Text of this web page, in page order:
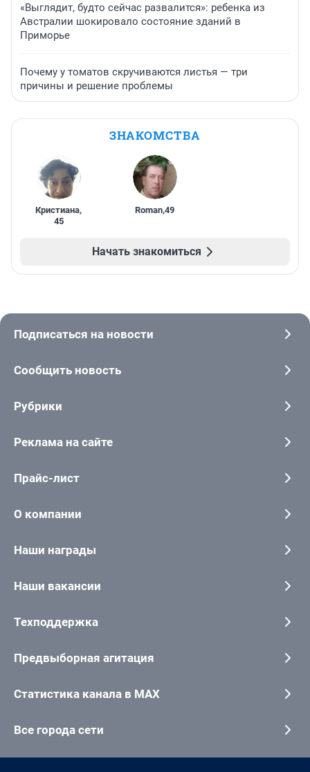
«Выглядит, будто сейчас развалится»: ребенка из
Австралии шокировало состояние зданий в
Приморье
Почему у томатов скручиваются листья — три
причины и решение проблемы
ЗНАКОМСТВА
Кристиана,
45
Roman,49
Начать знакомиться
Подписаться на новости
Сообщить новость
Рубрики
Реклама на сайте
Прайс-лист
О компании
Наши награды
Наши вакансии
Техподдержка
Предвыборная агитация
Статистика канала в MAX
Все города сети